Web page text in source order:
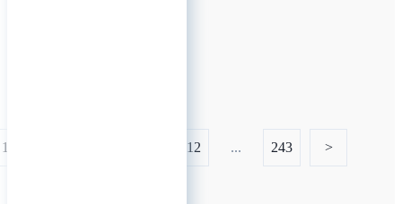
1 112 ... 243 >